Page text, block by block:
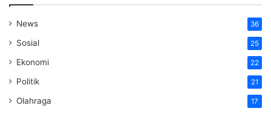
News 36
Sosial 25
Ekonomi 22
Politik 21
Olahraga 17